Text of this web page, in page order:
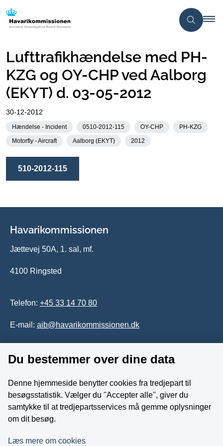
Lufttrafikhændelse med PH-
KZG og OY-CHP ved Aalborg
(EKYT) d. 03-05-2012
30-12-2012
Hændelse - Incident 0510-2012-115 OY-CHP
PH-KZG
Motorfly - Aircraft
Aalborg (EKYT) 2012
510-2012-115
Havarikommissionen
Jættevej 50A, 1. sal, mf.
4100 Ringsted
Telefon: +45 33 14 70 80
E-mail: aib@havarikommissionen.dk
Tilgængelighedserklæring
Whistleblowerordning
Følg os på YouTube
Du bestemmer over dine data
Denne hjemmeside benytter cookies fra tredjepart til
besøgsstatistik. Vælger du ''Accepter alle'', giver du
samtykke til at tredjepartsservices må gemme oplysninger
om dit besøg.
Læs mere om cookies